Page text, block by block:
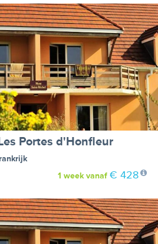
Portes d'Honfleur
1 weekvanaf € 428